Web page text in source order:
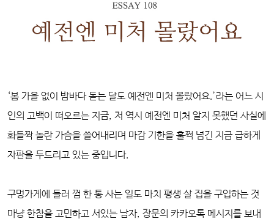
‘봄 가을 없이 밤바다 돋는 달도 예전엔 미처 몰랐어요.’라는 어느 시
인의 고백이 떠오르는 지금, 저 역시 예전엔 미처 알지 못했던 사실에
화들짝 놀란 가슴을 쓸어내리며 마감 기한을 훌쩍 넘긴 지금 급하게
자판을 두드리고 있는 중입니다.
구멍가게에 들러 껌 한 통 사는 일도 마치 평생 살 집을 구입하는 것
마냥 한참을 고민하고 서있는 남자, 장문의 카카오톡 메시지를 보내